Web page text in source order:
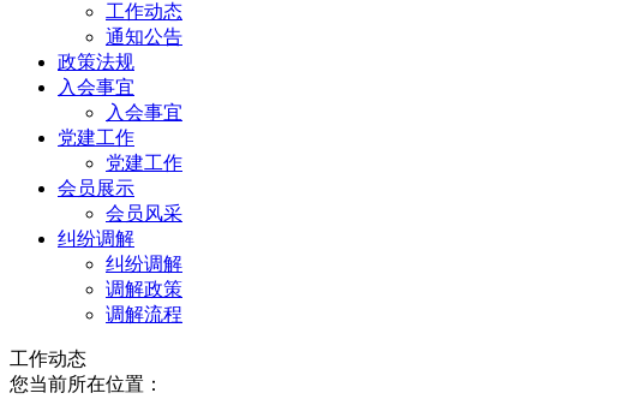
工作动态
通知公告
政策法规
入会事宜
入会事宜
党建工作
党建工作
会员展示
会员风采
纠纷调解
纠纷调解
调解政策
调解流程
工作动态
您当前所在位置：